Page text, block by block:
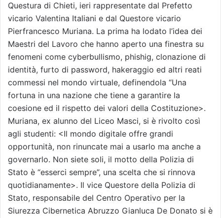
Questura di Chieti, ieri rappresentate dal Prefetto
vicario Valentina Italiani e dal Questore vicario
Pierfrancesco Muriana. La prima ha lodato l’idea dei
Maestri del Lavoro che hanno aperto una finestra su
fenomeni come cyberbullismo, phishig, clonazione di
identità, furto di password, hakeraggio ed altri reati
commessi nel mondo virtuale, definendola “Una
fortuna in una nazione che tiene a garantire la
coesione ed il rispetto dei valori della Costituzione>.
Muriana, ex alunno del Liceo Masci, si è rivolto così
agli studenti: <Il mondo digitale offre grandi
opportunità, non rinuncate mai a usarlo ma anche a
governarlo. Non siete soli, il motto della Polizia di
Stato è “esserci sempre”, una scelta che si rinnova
quotidianamente>. Il vice Questore della Polizia di
Stato, responsabile del Centro Operativo per la
Siurezza Cibernetica Abruzzo Gianluca De Donato si è